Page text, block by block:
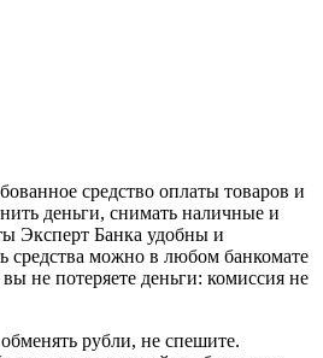
средство оплаты товаров и
деньги, снимать наличные и
Эксперт Банка удобны и
средства можно в любом банкомате
не потеряете деньги: комиссия не
рубли, не спешите.